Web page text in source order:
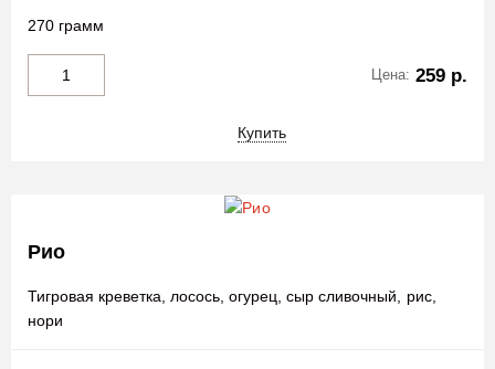
270 грамм
Цена: 259 р.
Купить
Рио
Тигровая креветка, лосось, огурец, сыр сливочный, рис,
нори